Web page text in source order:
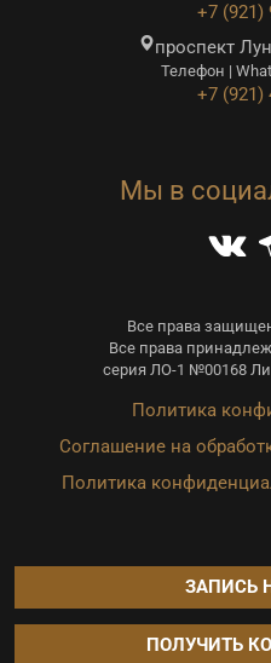
+7 (921)
проспект
Телефон |
+7 (921)
Мы в
Все права
Все права
серия ЛО-1 №00168
Политика
Соглашение на
Политика
ЗАПИСЬ
ПОЛУЧИТЬ